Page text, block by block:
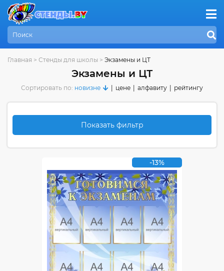
Главная > Стенды для школы > Экзамены и ЦТ
Экзамены и ЦТ
Сортировать по: новизне цене алфавиту рейтингу
Показать фильтр
-13%